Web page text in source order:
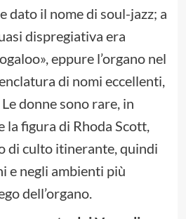
dato il nome di soul-jazz; a
dispregiativa era
eppure l’organo nel
di nomi eccellenti,
donne sono rare, in
la figura di Rhoda Scott,
di culto itinerante, quindi
e negli ambienti più
dell’organo.